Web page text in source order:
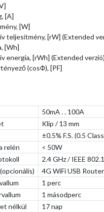
[A]
[W]
teljesítmény, [rW] (Extended
[Wh]
energia, [rWh] (Extended
(cosФ), [PF]
50mA . . 100A
Klip / 13 mm
±0.5% F.S. (0.5
relén
< 50W
2.4 GHz / IEEE
4G WiFi USB
1 perc
1 másodperc
nélkül
17 nap